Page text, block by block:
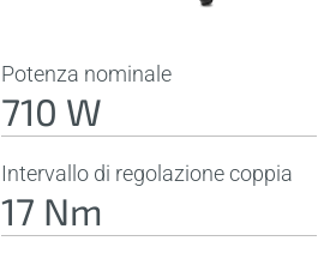
Potenza nominale
710 W
Intervallo di regolazione coppia
17 Nm